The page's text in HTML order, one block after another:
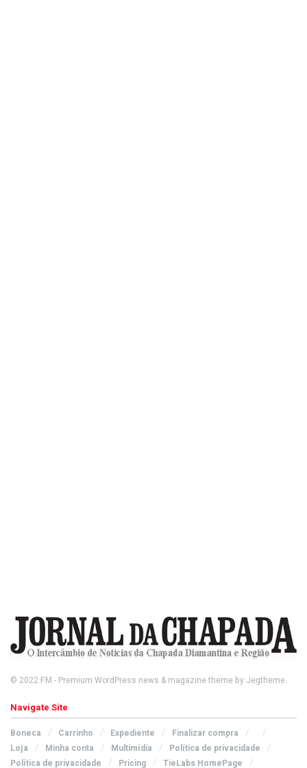
© 2022 FM - Premium WordPress news & magazine theme by Jegtheme.
Navigate Site
Boneca Carrinho Expediente
Finalizar compra
Loja
Minha conta Multimídia
Política de privacidade
Política de privacidade
Pricing TieLabs HomePage